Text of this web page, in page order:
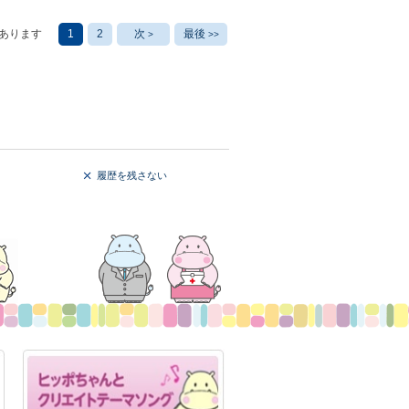
ります 1 2 次 > 最後 >>
履歴を残さない